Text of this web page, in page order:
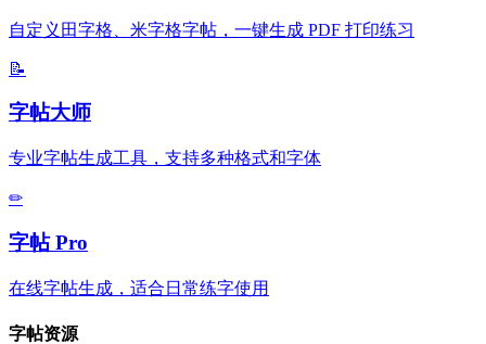
自定义田字格、米字格字帖，一键生成 PDF 打印练习
📝
字帖大师
专业字帖生成工具，支持多种格式和字体
✏
字帖 Pro
在线字帖生成，适合日常练字使用
字帖资源